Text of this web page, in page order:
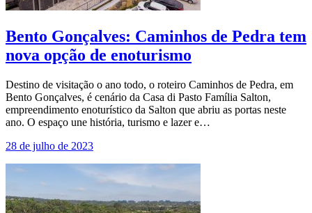
Bento Gonçalves: Caminhos de Pedra tem
nova opção de enoturismo
Destino de visitação o ano todo, o roteiro Caminhos de Pedra, em
Bento Gonçalves, é cenário da Casa di Pasto Família Salton,
empreendimento enoturístico da Salton que abriu as portas neste
ano. O espaço une história, turismo e lazer e…
28 de julho de 2023